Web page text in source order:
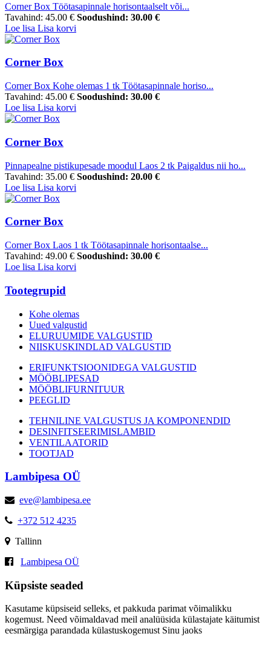
Corner Box Töötasapinnale horisontaalselt või...
Tavahind: 45.00 € Soodushind: 30.00 €
Loe lisa Lisa korvi
Corner Box
Corner Box Kohe olemas 1 tk Töötasapinnale horiso...
Tavahind: 45.00 € Soodushind: 30.00 €
Loe lisa Lisa korvi
Corner Box
Pinnapealne pistikupesade moodul Laos 2 tk Paigaldus nii ho...
Tavahind: 35.00 € Soodushind: 20.00 €
Loe lisa Lisa korvi
Corner Box
Corner Box Laos 1 tk Töötasapinnale horisontaalse...
Tavahind: 49.00 € Soodushind: 30.00 €
Loe lisa Lisa korvi
Tootegrupid
Kohe olemas
Uued valgustid
ELURUUMIDE VALGUSTID
NIISKUSKINDLAD VALGUSTID
ERIFUNKTSIOONIDEGA VALGUSTID
MÖÖBLIPESAD
MÖÖBLIFURNITUUR
PEEGLID
TEHNILINE VALGUSTUS JA KOMPONENDID
DESINFITSEERIMISLAMBID
VENTILAATORID
TOOTJAD
Lambipesa OÜ
eve@lambipesa.ee
+372 512 4235
Tallinn
Lambipesa OÜ
Küpsiste seaded
Kasutame küpsiseid selleks, et pakkuda parimat võimalikku
kogemust. Need võimaldavad meil analüüsida külastajate käitumist
eesmärgiga parandada külastuskogemust Sinu jaoks